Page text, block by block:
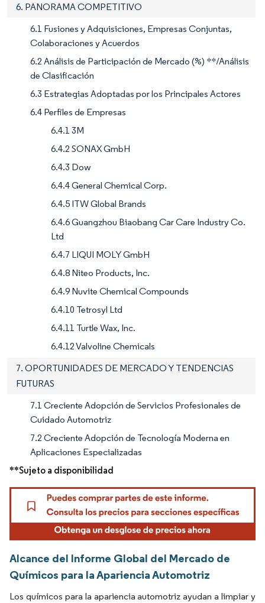
6. PANORAMA COMPETITIVO
6.1 Fusiones y Adquisiciones, Empresas Conjuntas,
Colaboraciones y Acuerdos
6.2 Análisis de Participación de Mercado (%) **/Análisis
de Clasificación
6.3 Estrategias Adoptadas por los Principales Actores
6.4 Perfiles de Empresas
6.4.1 3M
6.4.2 SONAX GmbH
6.4.3 Dow
6.4.4 General Chemical Corp.
6.4.5 ITW Global Brands
6.4.6 Guangzhou Biaobang Car Care Industry Co.
Ltd
6.4.7 LIQUI MOLY GmbH
6.4.8 Niteo Products, Inc.
6.4.9 Nuvite Chemical Compounds
6.4.10 Tetrosyl Ltd
6.4.11 Turtle Wax, Inc.
6.4.12 Valvoline Chemicals
7. OPORTUNIDADES DE MERCADO Y TENDENCIAS
FUTURAS
7.1 Creciente Adopción de Servicios Profesionales de
Cuidado Automotriz
7.2 Creciente Adopción de Tecnología Moderna en
Aplicaciones Especializadas
**Sujeto a disponibilidad
Alcance del Informe Global del Mercado de
Químicos para la Apariencia Automotriz
Los químicos para la apariencia automotriz ayudan a limpiar y